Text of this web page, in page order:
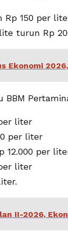
Rp 150 per
turun Rp
Ekonomi
BBM
liter
per liter
12.000 per
liter
II-2026,